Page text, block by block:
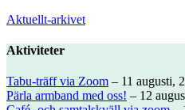
Aktuellt-arkivet
Aktiviteter
Tabu-träff via Zoom – 11 augusti,
Pärla armband med oss! – 12